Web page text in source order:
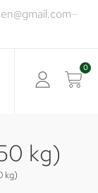
0
kg)
kg)